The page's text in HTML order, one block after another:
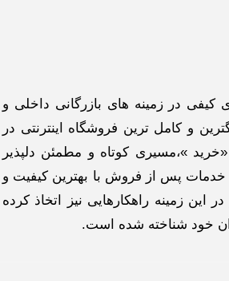
خود را با هدف ارتقای کیفی در زمینه های بازرگانی داخلی و
و کامل ترین فروشگاه اینترنتی در
»،مسیری کوتاه و مطمئن دلپذیر
خدمات پس از فروش با بهترین کیفیت و
زمینه راهکارهایی نیز اتخاذ کرده
خود شناخته شده است.